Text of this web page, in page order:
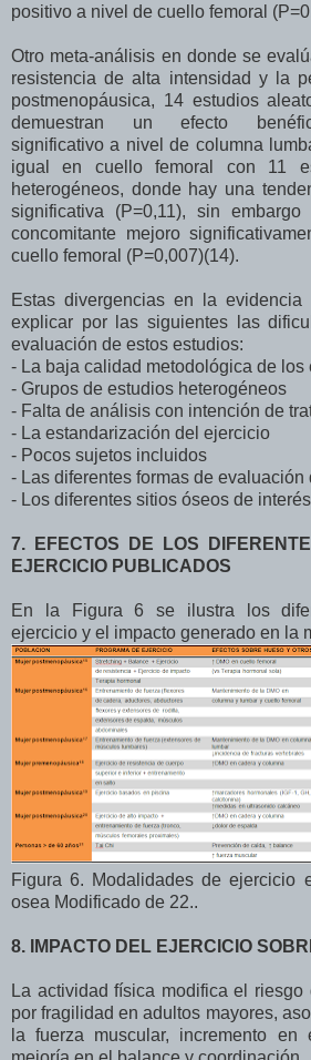
positivo a nivel de cuello femoral
Otro meta-análisis en donde se
resistencia de alta intensidad y la
postmenopáusica, 14 estudios
demuestran un efecto
significativo a nivel de columna
igual en cuello femoral con 11
heterogéneos, donde hay una
significativa (P=0,11), sin
concomitante mejoro
cuello femoral (P=0,007)(14).
Estas divergencias en la evidencia
explicar por las siguientes las
evaluación de estos estudios:
- La baja calidad metodológica de los
- Grupos de estudios heterogéneos
- Falta de análisis con intención de
- La estandarización del ejercicio
- Pocos sujetos incluidos
- Las diferentes formas de evaluación
- Los diferentes sitios óseos de
7. EFECTOS DE LOS
EJERCICIO PUBLICADOS
En la Figura 6 se ilustra los
ejercicio y el impacto generado en la
Figura 6. Modalidades de ejercicio
osea Modificado de 22..
8. IMPACTO DEL EJERCICIO
La actividad física modifica el
por fragilidad en adultos mayores,
la fuerza muscular, incremento en